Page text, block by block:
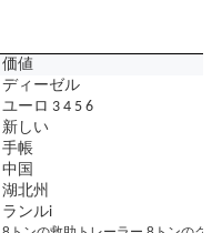
価値
ディーゼル
ユーロ 3 4 5 6
新しい
手帳
中国
湖北州
ランルi